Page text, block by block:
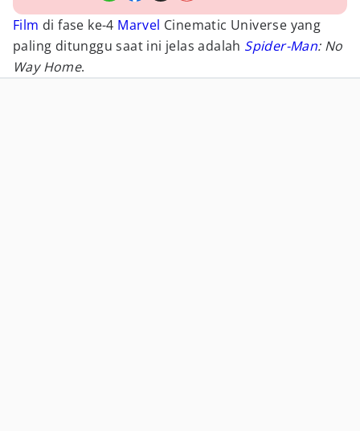
Film di fase ke-4 Marvel Cinematic Universe yang
paling ditunggu saat ini jelas adalah Spider-Man: No
Way Home.